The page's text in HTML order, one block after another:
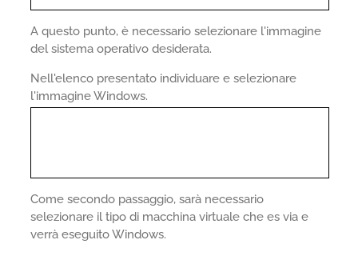
A questo punto, è necessario selezionare l'immagine
del sistema operativo desiderata.
Nell'elenco presentato individuare e selezionare
l'immagine Windows.
Come secondo passaggio, sarà necessario
selezionare il tipo di macchina virtuale che es via e
verrà eseguito Windows.